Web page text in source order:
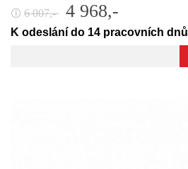
🛈 6 007,- 4 968,-
K odeslání do 14 pracovních dnů